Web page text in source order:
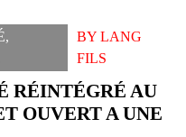
,
BYLANG
FILS
RÉINTÉGRÉ AU
OUVERT A UNE